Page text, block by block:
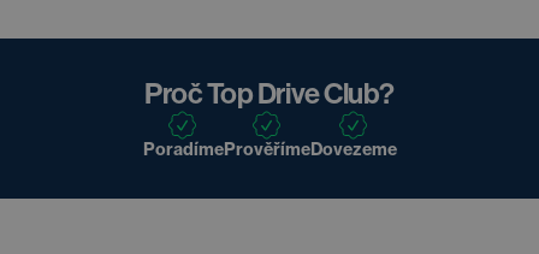
Proč Top Drive Club?
PoradímePrověřímeDovezeme